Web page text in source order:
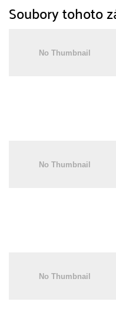
Soubory tohoto